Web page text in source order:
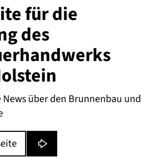
für die
des
über den Brunnenbau und